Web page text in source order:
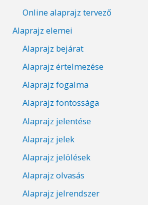
Online alaprajz tervező
Alaprajz elemei
Alaprajz bejárat
Alaprajz értelmezése
Alaprajz fogalma
Alaprajz fontossága
Alaprajz jelentése
Alaprajz jelek
Alaprajz jelölések
Alaprajz olvasás
Alaprajz jelrendszer